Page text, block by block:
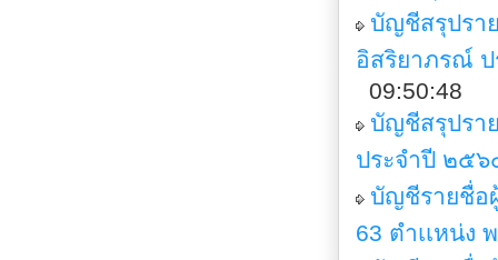
บัญชีสรุปรา
อิสริยาภรณ์
09:50:48
บัญชีสรุปรา
ประจำปี ๒๕
บัญชีรายชื่อ
63 ตำเเหน่ง